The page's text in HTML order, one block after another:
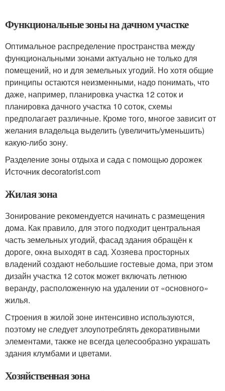
Функциональные зоны на дачном участке
Оптимальное распределение пространства между
функциональными зонами актуально не только для
помещений, но и для земельных угодий. Но хотя общие
принципы остаются неизменными, надо понимать, что
даже, например, планировка участка 12 соток и
планировка дачного участка 10 соток, схемы
предполагает различные. Кроме того, многое зависит от
желания владельца выделить (увеличить/уменьшить)
какую-либо зону.
Разделение зоны отдыха и сада с помощью дорожек
Источник decoratorist.com
Жилая зона
Зонирование рекомендуется начинать с размещения
дома. Как правило, для этого подходит центральная
часть земельных угодий, фасад здания обращён к
дороге, окна выходят в сад. Хозяева просторных
владений создают небольшие гостевые дома, при этом
дизайн участка 12 соток может включать летнюю
веранду, расположенную на удалении от «основного»
жилья.
Строения в жилой зоне интенсивно используются,
поэтому не следует злоупотреблять декоративными
элементами, также не всегда целесообразно украшать
здания клумбами и цветами.
Хозяйственная зона